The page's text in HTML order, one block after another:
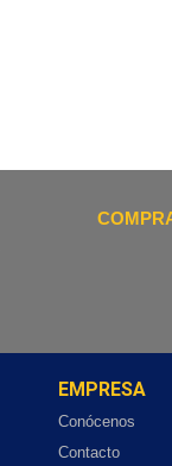
EMPRESA
Conócenos
Contacto